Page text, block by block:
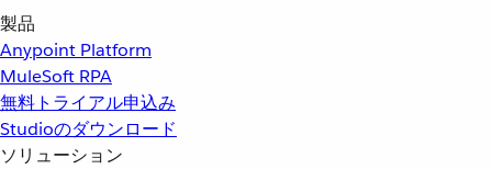
製品
Anypoint Platform
MuleSoft RPA
無料トライアル申込み
Studioのダウンロード
ソリューション